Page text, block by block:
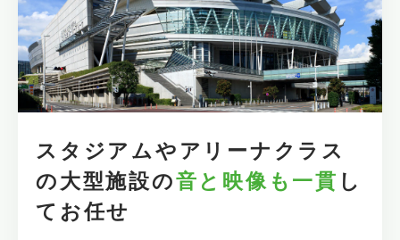
スタジアムやアリーナクラス
の大型施設の音と映像も一貫 し
て お任せ